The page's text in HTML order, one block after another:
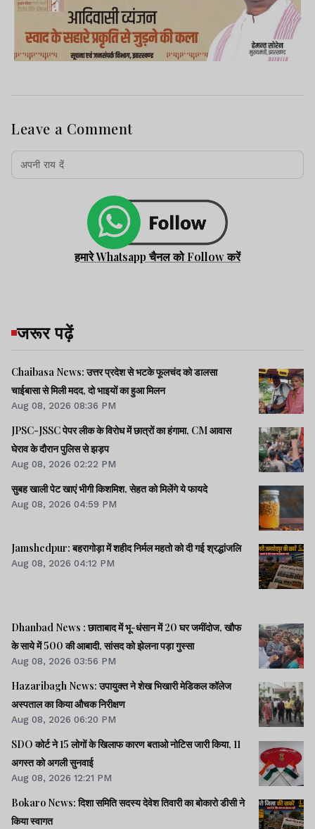
Leave a Comment
हमारे Whatsapp चैनल को Follow करें
जरूर पढ़ें
Chaibasa News: उत्तर प्रदेश से भटके फूलचंद को डालसा
चाईबासा से मिली मदद, दो भाइयों का हुआ मिलन
Aug 08, 2026 08:36 PM
JPSC-JSSC पेपर लीक के विरोध में छात्रों का हंगामा, CM आवास
घेराव के दौरान पुलिस से झड़प
Aug 08, 2026 02:22 PM
सुबह खाली पेट खाएं भीगी किशमिश, सेहत को मिलेंगे ये फायदे
Aug 08, 2026 04:59 PM
Jamshedpur: बहरागोड़ा में शहीद निर्मल महतो को दी गई श्रद्धांजलि
Aug 08, 2026 04:12 PM
Dhanbad News : छाताबाद में भू-धंसान में 20 घर जमींदोज, खौफ
के साये में 500 की आबादी, सांसद को झेलना पड़ा गुस्सा
Aug 08, 2026 03:56 PM
Hazaribagh News: उपायुक्त ने शेख भिखारी मेडिकल कॉलेज
अस्पताल का किया औचक निरीक्षण
Aug 08, 2026 06:20 PM
SDO कोर्ट ने 15 लोगों के खिलाफ कारण बताओ नोटिस जारी किया, 11
अगस्त को अगली सुनवाई
Aug 08, 2026 12:21 PM
Bokaro News: दिशा समिति सदस्य देवेश तिवारी का बोकारो डीसी ने
किया स्वागत